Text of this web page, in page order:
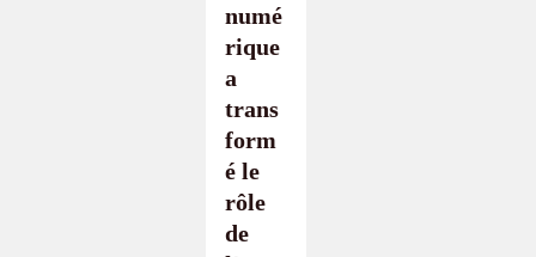
numé
rique
a
trans
form
é le
rôle
de